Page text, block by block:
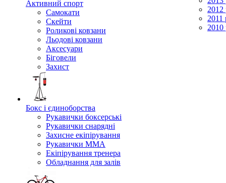
Активний спорт
Самокати
Скейти
Роликові ковзани
Льодові ковзани
Аксесуари
Біговели
Захист
Бокс і єдиноборства
Рукавички боксерські
Рукавички снарядні
Захисне екіпірування
Рукавички ММА
Екіпірування тренера
Обладнання для залів
2012
2011
2010